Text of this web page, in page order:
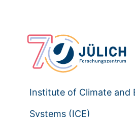
Institute of Climate and
Systems (ICE)